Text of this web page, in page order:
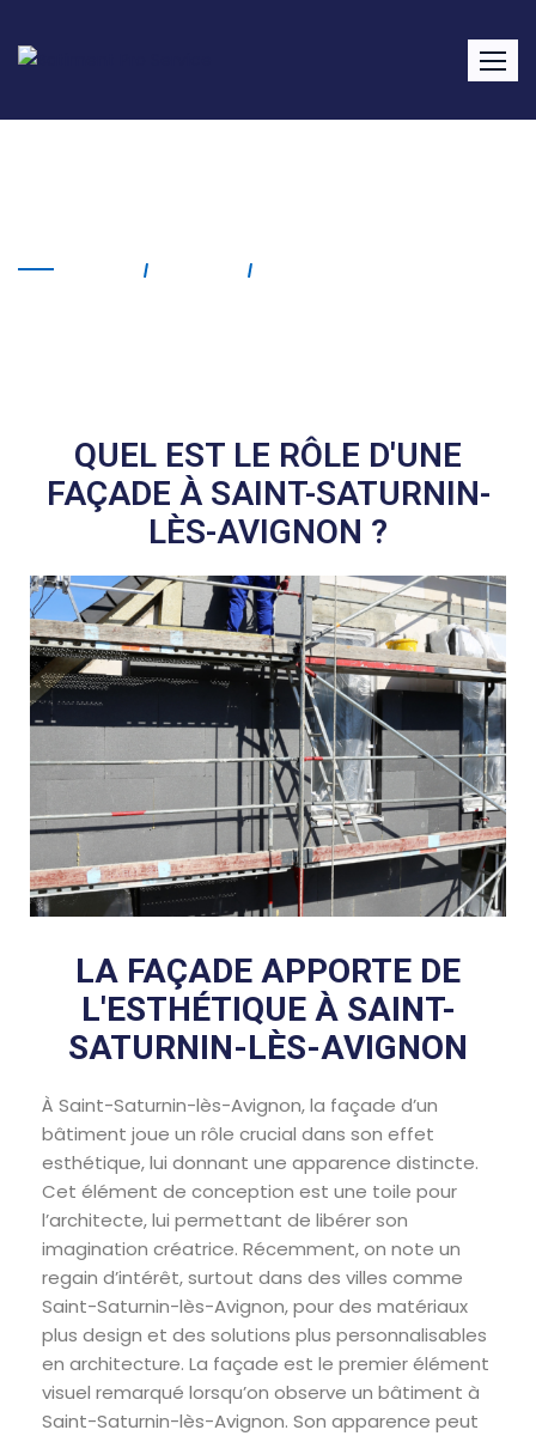
QUEL EST LE RÔLE D'UNE
FAÇADE À SAINT-SATURNIN-
LÈS-AVIGNON ?
LA FAÇADE APPORTE DE
L'ESTHÉTIQUE À SAINT-
SATURNIN-LÈS-AVIGNON
À Saint-Saturnin-lès-Avignon, la façade d’un
bâtiment joue un rôle crucial dans son effet
esthétique, lui donnant une apparence distincte.
Cet élément de conception est une toile pour
l’architecte, lui permettant de libérer son
imagination créatrice. Récemment, on note un
regain d’intérêt, surtout dans des villes comme
Saint-Saturnin-lès-Avignon, pour des matériaux
plus design et des solutions plus personnalisables
en architecture. La façade est le premier élément
visuel remarqué lorsqu’on observe un bâtiment à
Saint-Saturnin-lès-Avignon. Son apparence peut